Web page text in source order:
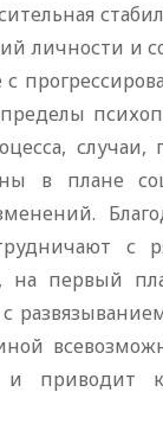
личности и
случаи,
в плане
с
на первый
приводит к